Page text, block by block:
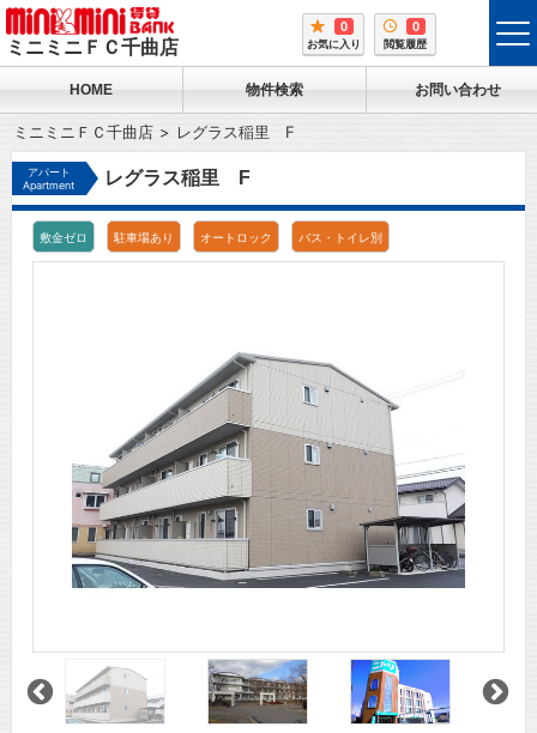
ミニミニＦＣ千曲店
0
お気に入り
0
閲覧履歴
HOME 物件検索 お問い合わせ
ミニミニＦＣ千曲店 レグラス稲里 F
アパート
Apartment
レグラス稲里 F
敷金ゼロ 駐車場あり オートロック バス・トイレ別